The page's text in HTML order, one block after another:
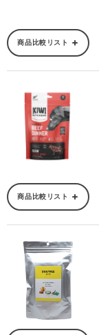
商品比較リスト
商品比較リスト